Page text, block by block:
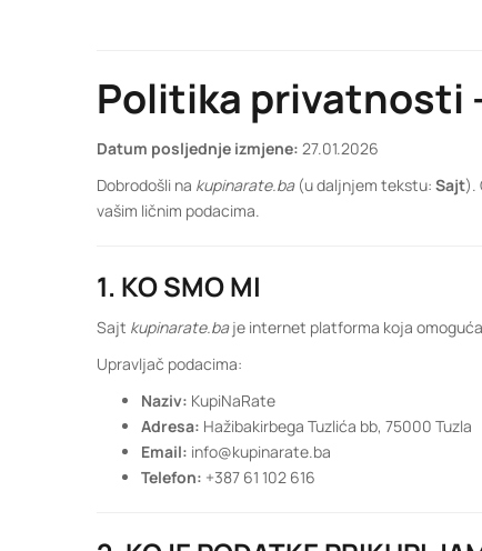
Politika privatnosti
Datum posljednje izmjene: 27.01.2026
Dobrodošli na kupinarate.ba(u daljnjem tekstu: Sajt).
vašim ličnim podacima.
1. KO SMO MI
Sajt kupinarate.baje internet platforma koja
Upravljač podacima:
Naziv: KupiNaRate
Adresa: Hažibakirbega Tuzlića bb, 75000 Tuzla
Email: info@kupinarate.ba
Telefon: +387 61 102 616